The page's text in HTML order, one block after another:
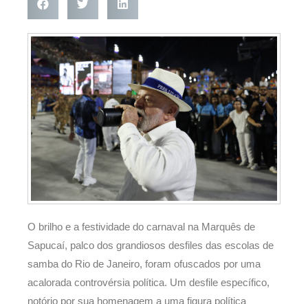
O brilho e a festividade do carnaval na Marquês de
Sapucaí, palco dos grandiosos desfiles das escolas de
samba do Rio de Janeiro, foram ofuscados por uma
acalorada controvérsia política. Um desfile específico,
notório por sua homenagem a uma figura política